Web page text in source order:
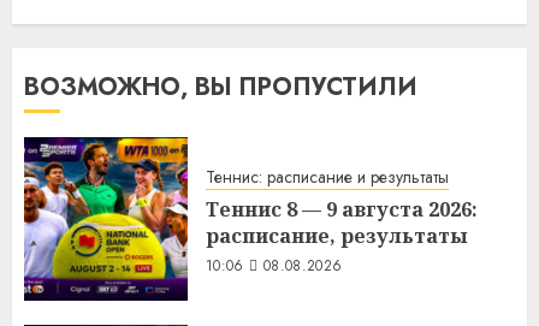
ВОЗМОЖНО, ВЫ ПРОПУСТИЛИ
Теннис: расписание и результаты
Теннис 8 — 9 августа 2026:
расписание, результаты
10:06 08.08.2026